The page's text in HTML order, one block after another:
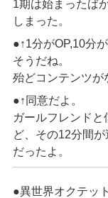
1期は始まったば
しまった。
●↑1分がOP,10分
そうだね。
殆どコンテンツが
●↑同意だよ。
ガールフレンド
ど、その12分間
だったよ。
●異世界オクテッ